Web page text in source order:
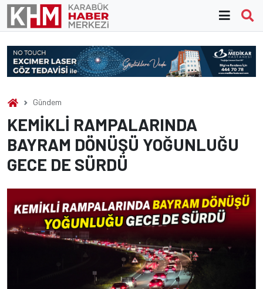
Skip
content
Gündem
KEMİKLİ RAMPALARINDA
BAYRAM DÖNÜŞÜ YOĞUNLUĞU
GECE DE SÜRDÜ